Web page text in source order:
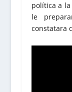
política a
le
constatara